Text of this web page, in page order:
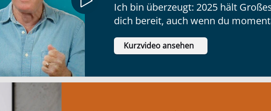
Ich bin überzeugt: 2025 hält
dich bereit, auch wenn du
vielleicht entmutigt bist oder
Gedanken hast.
Kurzvideo ansehen